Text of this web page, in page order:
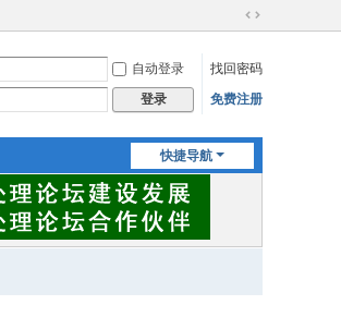
切
到
宽
自动登录
找回密码
登录 免费注册
快捷导航